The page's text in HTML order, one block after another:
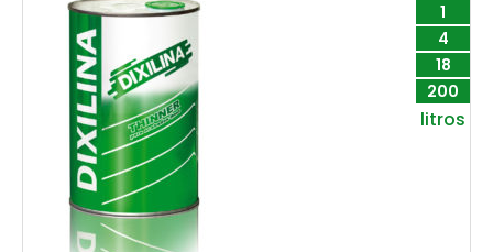
1
4
18
200
litros